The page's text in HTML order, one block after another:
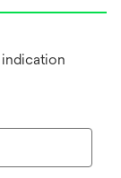
indication